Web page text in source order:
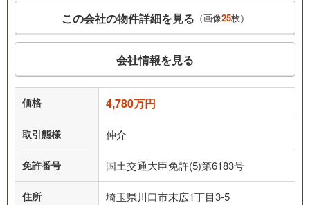
この会社の物件詳細を見る （画像25枚）
会社情報を見る
価格 4,780万円
取引態様 仲介
免許番号 国土交通大臣免許(5)第6183号
住所 埼玉県川口市末広1丁目3-5